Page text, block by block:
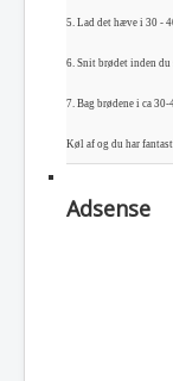
5. Lad det hæve i 30 -
6. Snit brødet inden du
7. Bag brødene i ca 30-
Køl af og du har
Adsense